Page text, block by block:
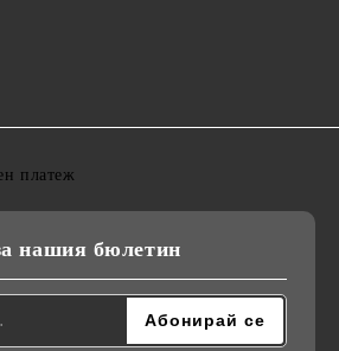
нашия бюлетин